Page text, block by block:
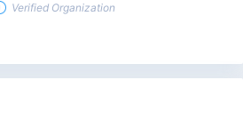
Verified Organization